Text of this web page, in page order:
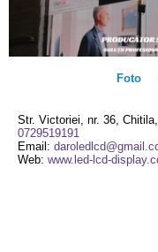
Foto
Str. Victoriei, nr. 36,
0729519191
Email:
Web: www.led-lcd-